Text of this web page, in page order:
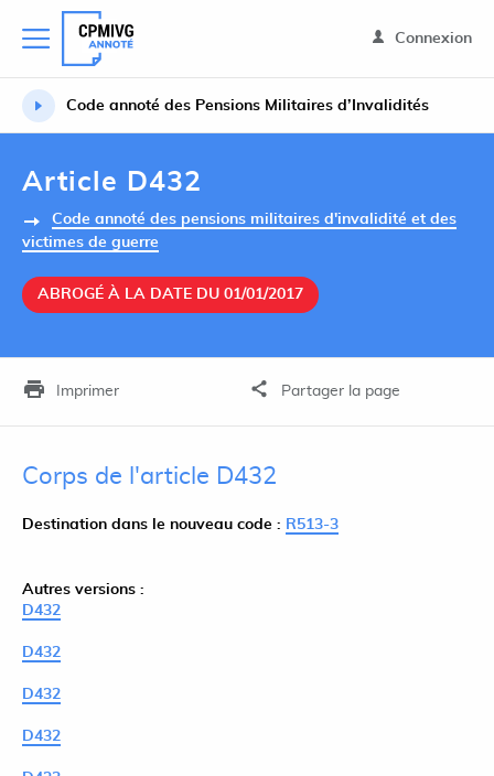
Connexion
Code annoté des Pensions Militaires d’Invalidités
Article D432
Code annoté des pensions militaires d'invalidité et des
victimes de guerre
ABROGÉ À LA DATE DU 01/01/2017
Imprimer Partager la page
Corps de l'article D432
Destination dans le nouveau code : R513-3
Autres versions :
D432
D432
D432
D432